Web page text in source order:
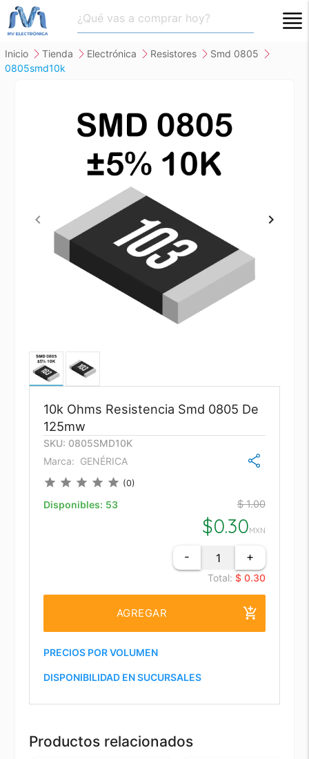
inicio tienda electrónica resistores
smd 0805
0805smd10k
10k Ohms Resistencia Smd 0805 De
125mw
SKU: 0805SMD10K
Marca: GENÉRICA
star star star star star (0)
Disponibles: 53 $ 1.00
$0.30MXN
- +
Total: $ 0.30
AGREGAR add_shopping_cart
PRECIOS POR VOLUMEN
DISPONIBILIDAD EN SUCURSALES
Productos relacionados